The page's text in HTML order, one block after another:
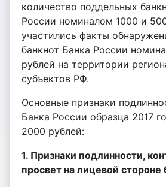
количество поддельных
России номиналом 1000 и
участились факты
банкнот Банка России
рублей на территории
субъектов РФ.
Основные признаки
Банка России образца 2017
2000 рублей:
1. Признаки подлинности,
просвет на лицевой стороне